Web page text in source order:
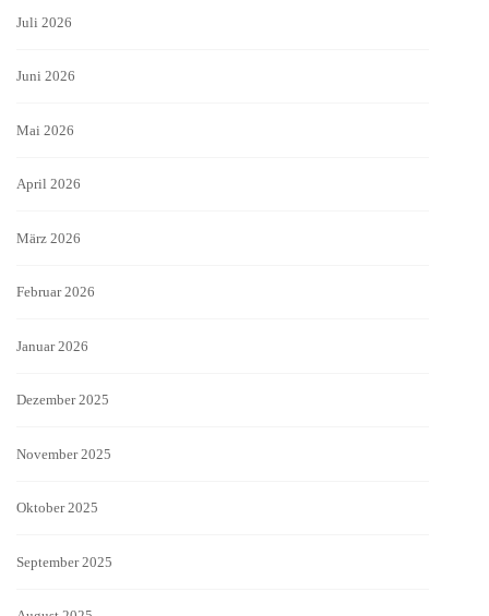
Juli 2026
Juni 2026
Mai 2026
April 2026
März 2026
Februar 2026
Januar 2026
Dezember 2025
November 2025
Oktober 2025
September 2025